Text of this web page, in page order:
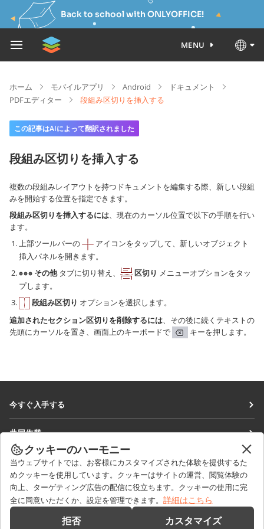
Back to school with ONLYOFFICE!
MENU
ホーム モバイルアプリ Android
ドキュメント
PDFエディター
段組み区切りを挿入する
この記事はAIによって翻訳されました
段組み区切りを挿入する
複数の段組みレイアウトを持つドキュメントを編集する際、新しい段組
みを開始する位置を指定できます。
段組み区切りを挿入するには、現在のカーソル位置で以下の手順を行い
ます。
上部ツールバーの
アイコンをタップして、新しいオブジェクト
挿入パネルを開きます。
その他タブに切り替え、 区切り メニューオプションをタッ
プします。
段組み区切り オプションを選択します。
追加されたセクション区切りを削除するには 、その後に続くテキストの
先頭にカーソルを置き、画面上のキーボードで
キーを押します。
今すぐ入手する
DocSpace
Workspace
コネクター
デスクトップアプリ
モバイルアプリ
共同作業
貢献者向け
翻訳者向け
インフルエンサー向け
求人情報
ニュースを見る
ブログ
ヘルプを得る
フォーラム
クッキーのハーモニー
当ウェブサイトでは、お客様にカスタマイズされた体験を提供するた
めクッキーを使用しています。クッキーはサイトの運営、閲覧体験の
向上、ターゲティング広告の配信に役立ちます。クッキーの使用に完
全に同意いただくか、設定を管理できます。 詳細はこちら
拒否 カスタマイズ